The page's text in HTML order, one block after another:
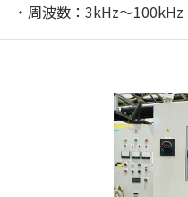
・周波数：3kHz～100kHz